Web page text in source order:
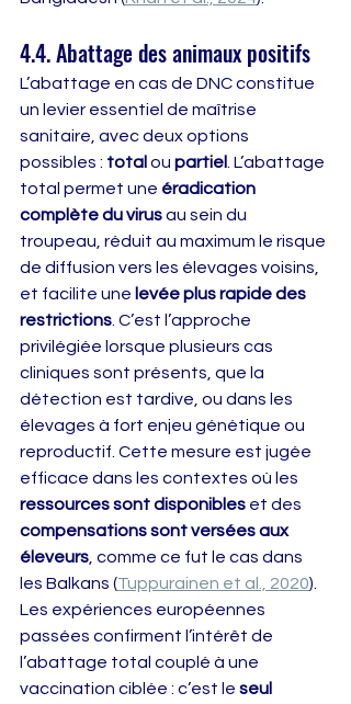
4.4. Abattage des animaux positifs
L’abattage en cas de DNC constitue
un levier essentiel de maîtrise
sanitaire, avec deux options
possibles : total ou partiel . L’abattage
total permet une éradication
complète du virus au sein du
troupeau, réduit au maximum le risque
de diffusion vers les élevages voisins,
et facilite une levée plus rapide des
restrictions . C’est l’approche
privilégiée lorsque plusieurs cas
cliniques sont présents, que la
détection est tardive, ou dans les
élevages à fort enjeu génétique ou
reproductif. Cette mesure est jugée
efficace dans les contextes où les
ressources sont disponibles et des
compensations sont versées aux
éleveurs , comme ce fut le cas dans
les Balkans (Tuppurainen et al., 2020).
Les expériences européennes
passées confirment l’intérêt de
l’abattage total couplé à une
vaccination ciblée : c’est le seul